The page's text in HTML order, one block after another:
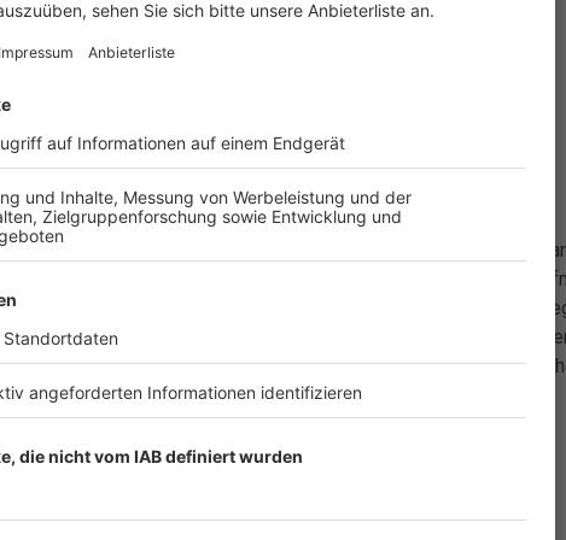
Anzeige
Anzeige
In der Toni-Ooms-Straße in Frechen wird ein neuer
dort ab Anfang April (7. April) Bodenuntersuchungen an. Bei
geprüft, ob sich Bomben oder Granaten aus dem Zweiten
werden im Grünbereich Bohrungen durchgeführt. Während der
Einschränkungen kommen, heißt es von der Stadt. Einzelne
Anzeige